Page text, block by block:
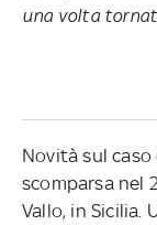
una volta
Novità sul
scomparsa nel
Vallo, in Sicilia.